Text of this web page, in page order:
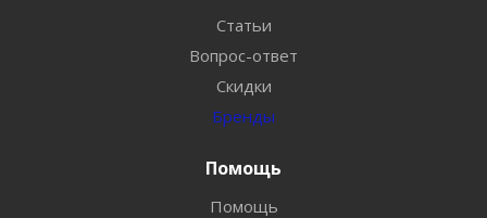
Статьи
Вопрос-ответ
Скидки
Бренды
Помощь
Помощь